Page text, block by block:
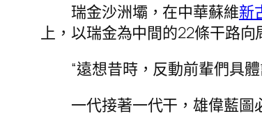
瑞金沙洲壩，在中華蘇維新
上，以瑞金為中間的22條干路向
“遠想昔時，反動前輩們具
一代接著一代干，雄偉藍圖